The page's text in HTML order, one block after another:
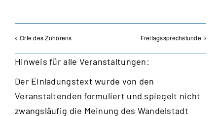
Orte des Zuhörens Freitagssprechstunde
Hinweis für alle Veranstaltungen:
Der Einladungstext wurde von den
Veranstaltenden formuliert und spiegelt nicht
zwangsläufig die Meinung des Wandelstadt